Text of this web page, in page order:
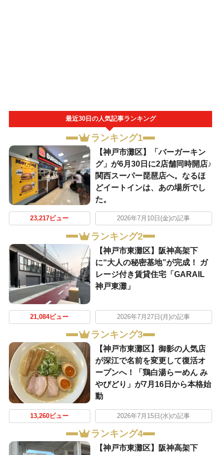
最近30日の人気記事ランキング
ランキング1
【神戸市灘区】「バーガーキン
グ」が6月30日に2店舗同時開店♪
関西スーパー琵琶店へ。なるほ
どイートインは、あの場所でし
た。
23,217ビュー 2026年7月10日(金)の記事
ランキング2
【神戸市東灘区】阪神高架下
に“大人の秘密基地”が完成！ ガ
レージ付き賃貸住宅「GARAIL
神戸東灘」
21,084ビュー 2026年7月27日(月)の記事
ランキング3
【神戸市東灘区】御影の人気店
が深江で名前を変更して復活オ
ープンへ！「鶏白湯らーめん み
やびどり」が7月16日から本格始
動
13,260ビュー 2026年7月15日(水)の記事
ランキング4
【神戸市東灘区】阪神高架下